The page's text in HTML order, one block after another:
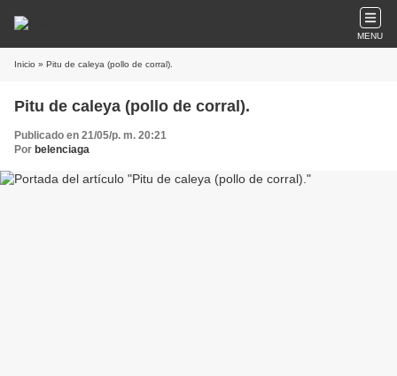
MENU
Inicio » Pitu de caleya (pollo de corral).
Pitu de caleya (pollo de corral).
Publicado en 21/05/p. m. 20:21
Por belenciaga